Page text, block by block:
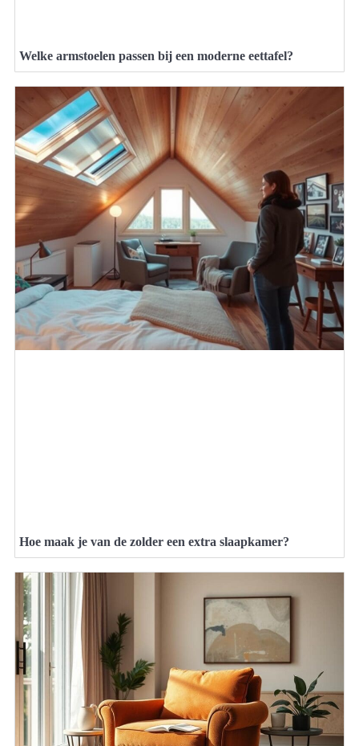
Welke armstoelen passen bij een moderne eettafel?
Hoe maak je van de zolder een extra slaapkamer?